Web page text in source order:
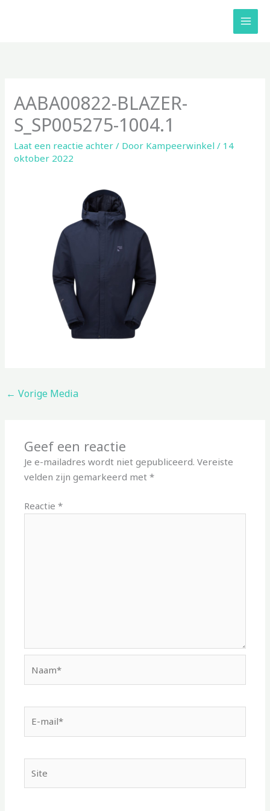
AABA00822-BLAZER-
S_SP005275-1004.1
Laat een reactie achter / Door Kampeerwinkel/ 14
oktober 2022
← Vorige Media
Geef een reactie
Je e-mailadres wordt niet gepubliceerd. Vereiste
velden zijn gemarkeerd met*
Reactie*
mail*